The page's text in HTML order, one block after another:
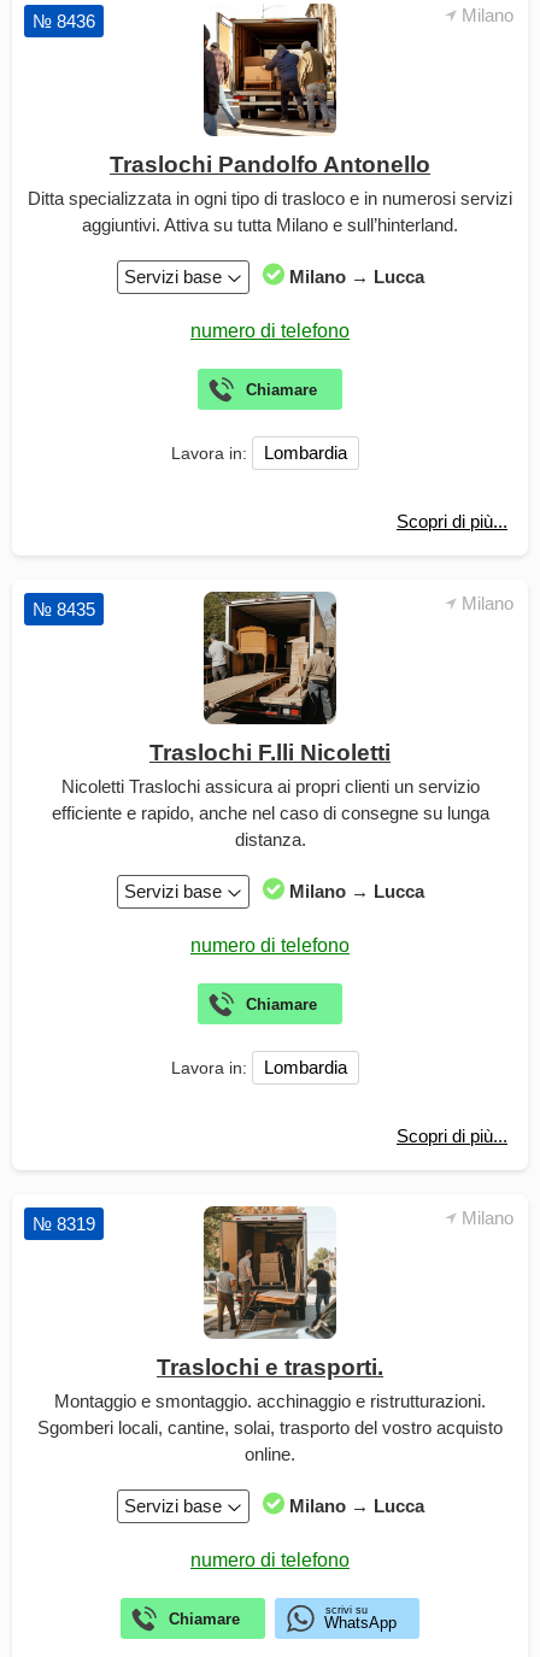
Milano
№ 8436
Traslochi Pandolfo Antonello
Ditta specializzata in ogni tipo di trasloco e in numerosi servizi
aggiuntivi. Attiva su tutta Milano e sull’hinterland.
Servizi base Milano → Lucca
Lavora in: Lombardia
Scopri di più...
Milano
№ 8435
Traslochi F.lli Nicoletti
Nicoletti Traslochi assicura ai propri clienti un servizio
efficiente e rapido, anche nel caso di consegne su lunga
distanza.
Servizi base Milano → Lucca
Lavora in: Lombardia
Scopri di più...
Milano
№ 8319
Traslochi e trasporti.
Montaggio e smontaggio. acchinaggio e ristrutturazioni.
Sgomberi locali, cantine, solai, trasporto del vostro acquisto
online.
Servizi base Milano → Lucca